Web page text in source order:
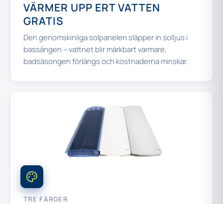
VÄRMER UPP ERT VATTEN
GRATIS
Den genomskinliga solpanelen släpper in solljus i
bassängen – vattnet blir märkbart varmare,
badsäsongen förlängs och kostnaderna minskar.
TRE FÄRGER